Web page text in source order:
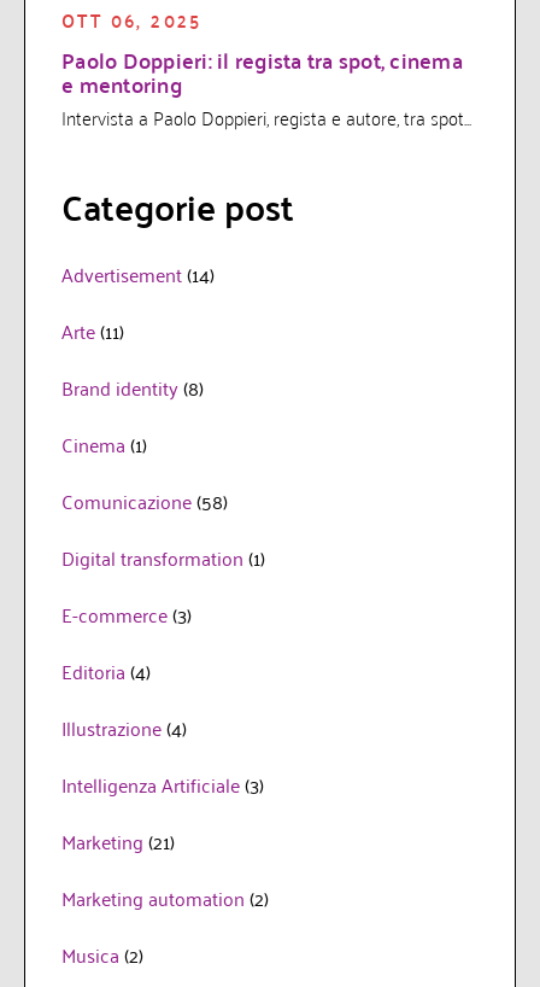
OTT 06, 2025
Paolo Doppieri: il regista tra spot, cinema
e mentoring
Intervista a Paolo Doppieri, regista e autore, tra spot...
Categorie post
Advertisement(14)
Arte(11)
Brand identity(8)
Cinema(1)
Comunicazione(58)
Digital transformation(1)
E-commerce(3)
Editoria(4)
Illustrazione(4)
Intelligenza Artificiale(3)
Marketing(21)
Marketing automation(2)
Musica(2)